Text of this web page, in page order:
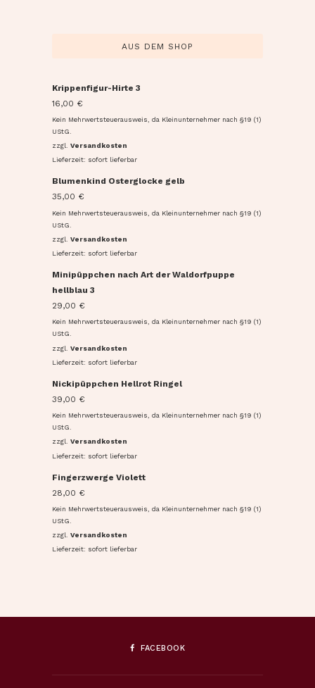
AUS DEM SHOP
Krippenfigur-Hirte 3
16,00 €
Kein Mehrwertsteuerausweis, da Kleinunternehmer nach §19 (1)
UStG.
zzgl. Versandkosten
Lieferzeit: sofort lieferbar
Blumenkind Osterglocke gelb
35,00 €
Kein Mehrwertsteuerausweis, da Kleinunternehmer nach §19 (1)
UStG.
zzgl. Versandkosten
Lieferzeit: sofort lieferbar
Minipüppchen nach Art der Waldorfpuppe
hellblau 3
29,00 €
Kein Mehrwertsteuerausweis, da Kleinunternehmer nach §19 (1)
UStG.
zzgl. Versandkosten
Lieferzeit: sofort lieferbar
Nickipüppchen Hellrot Ringel
39,00 €
Kein Mehrwertsteuerausweis, da Kleinunternehmer nach §19 (1)
UStG.
zzgl. Versandkosten
Lieferzeit: sofort lieferbar
Fingerzwerge Violett
28,00 €
Kein Mehrwertsteuerausweis, da Kleinunternehmer nach §19 (1)
UStG.
zzgl. Versandkosten
Lieferzeit: sofort lieferbar
FACEBOOK